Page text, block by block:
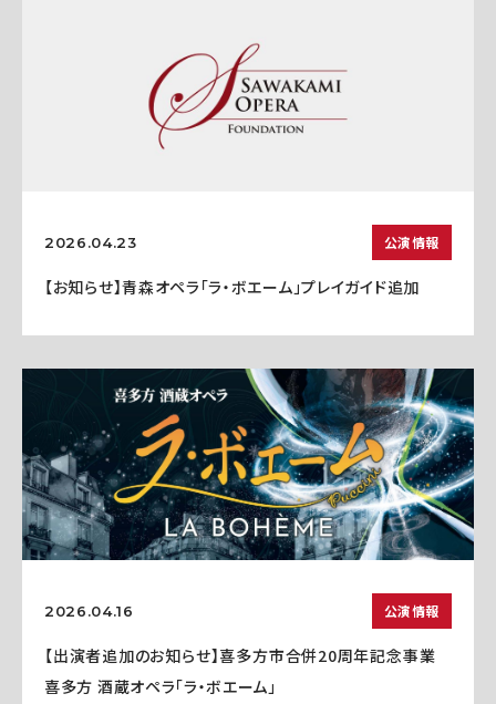
2026.04.23 公演情報
【お知らせ】青森オペラ「ラ・ボエーム」プレイガイド追加
2026.04.16 公演情報
【出演者追加のお知らせ】喜多方市合併20周年記念事業
喜多方 酒蔵オペラ「ラ・ボエーム」